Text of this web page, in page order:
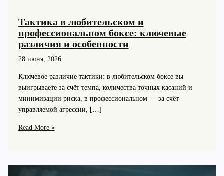
Тактика в любительском и
профессиональном боксе: ключевые
различия и особенности
28 июня, 2026
Ключевое различие тактики: в любительском боксе вы
выигрываете за счёт темпа, количества точных касаний и
минимизации риска, в профессиональном — за счёт
управляемой агрессии, […]
Тактика
Read More »